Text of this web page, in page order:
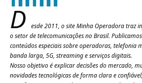
D
esde 2011, o site Minha Operadora traz
o setor de telecomunicações no Brasil.
conteúdos especiais sobre operadoras, telefonia
banda larga, 5G, streaming e serviços digitais.
Nosso objetivo é explicar decisões do mercado,
novidades tecnológicas de forma clara e